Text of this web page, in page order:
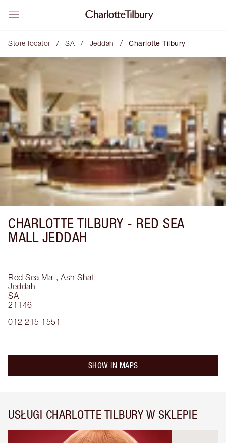
Store locator / SA / Jeddah / Charlotte Tilbury
CHARLOTTE TILBURY - RED SEA
MALL JEDDAH
Red Sea Mall, Ash Shati
Jeddah
SA
21146
012 215 1551
SHOW IN MAPS
USŁUGI CHARLOTTE TILBURY W SKLEPIE